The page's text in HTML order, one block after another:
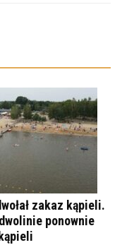
zakaz kąpieli.
ponownie